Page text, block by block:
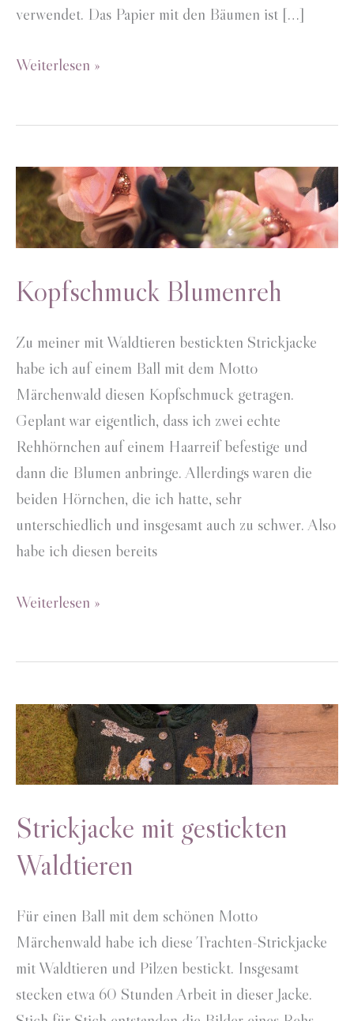
verwendet. Das Papier mit den Bäumen ist […]
Einladung
Weiterlesen »
Kopfschmuck Blumenreh
Zu meiner mit Waldtieren bestickten Strickjacke
habe ich auf einem Ball mit dem Motto
Märchenwald diesen Kopfschmuck getragen.
Geplant war eigentlich, dass ich zwei echte
Rehhörnchen auf einem Haarreif befestige und
dann die Blumen anbringe. Allerdings waren die
beiden Hörnchen, die ich hatte, sehr
unterschiedlich und insgesamt auch zu schwer. Also
habe ich diesen bereits
Kopfschmuck
Weiterlesen »
Strickjacke mit gestickten
Waldtieren
Für einen Ball mit dem schönen Motto
Märchenwald habe ich diese Trachten-Strickjacke
mit Waldtieren und Pilzen bestickt. Insgesamt
stecken etwa 60 Stunden Arbeit in dieser Jacke.